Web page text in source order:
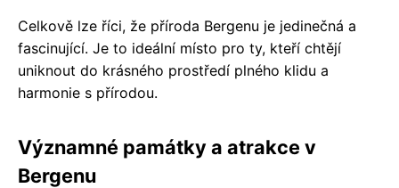
Celkově lze říci, že příroda Bergenu je jedinečná a
fascinující. Je to ideální místo pro ty, kteří chtějí
uniknout do krásného prostředí plného klidu a
harmonie s přírodou.
Významné památky a atrakce v
Bergenu